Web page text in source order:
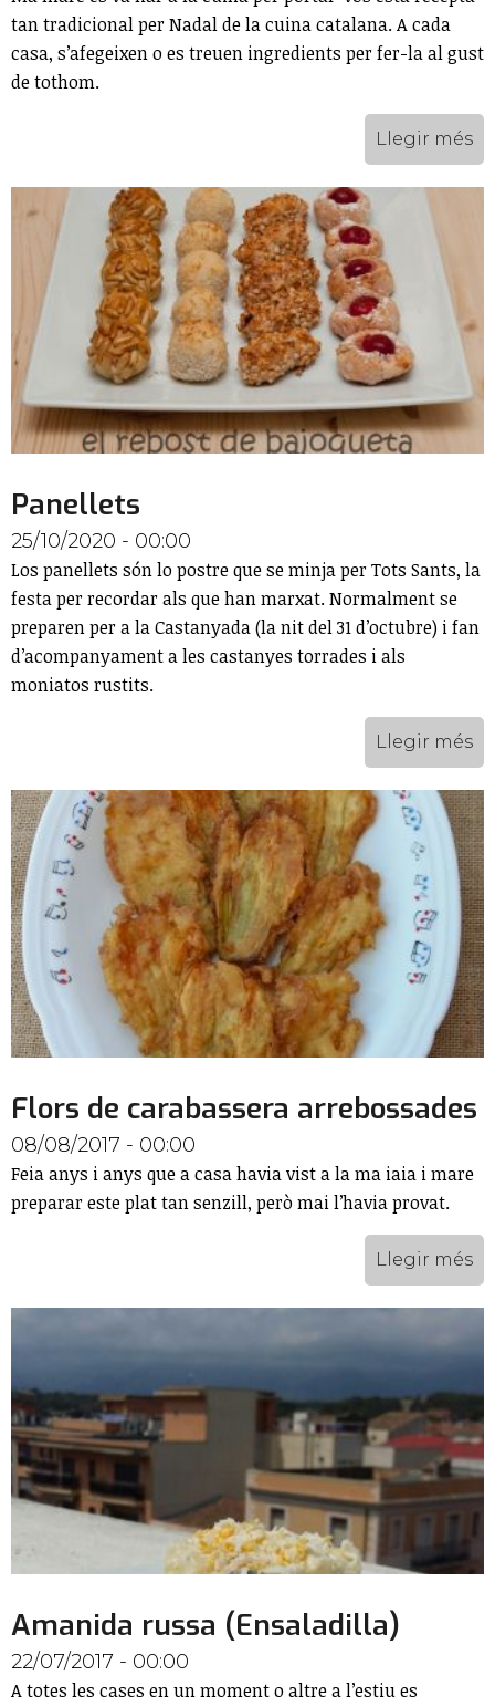
tan tradicional per Nadal de la cuina catalana. A cada
casa, s’afegeixen o es treuen ingredients per fer-la al gust
de tothom.
Llegir més
Panellets
25/10/2020 - 00:00
Los panellets són lo postre que se minja per Tots Sants, la
festa per recordar als que han marxat. Normalment se
preparen per a la Castanyada (la nit del 31 d’octubre) i fan
d’acompanyament a les castanyes torrades i als
moniatos rustits.
Llegir més
Flors de carabassera arrebossades
08/08/2017 - 00:00
Feia anys i anys que a casa havia vist a la ma iaia i mare
preparar este plat tan senzill, però mai l’havia provat.
Llegir més
Amanida russa (Ensaladilla)
22/07/2017 - 00:00
A totes les cases en un moment o altre a l’estiu es